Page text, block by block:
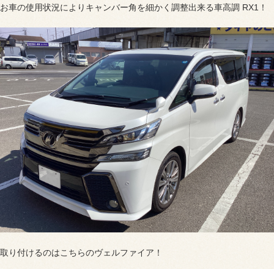
お車の使用状況によりキャンバー角を細かく調整出来る車高調 RX1！
取り付けるのはこちらのヴェルファイア！